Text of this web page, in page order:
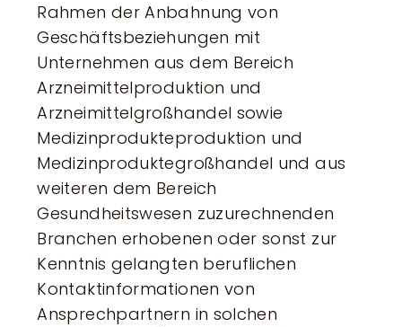
Rahmen der Anbahnung von
Geschäftsbeziehungen mit
Unternehmen aus dem Bereich
Arzneimittelproduktion und
Arzneimittelgroßhandel sowie
Medizinprodukteproduktion und
Medizinproduktegroßhandel und aus
weiteren dem Bereich
Gesundheitswesen zuzurechnenden
Branchen erhobenen oder sonst zur
Kenntnis gelangten beruflichen
Kontaktinformationen von
Ansprechpartnern in solchen